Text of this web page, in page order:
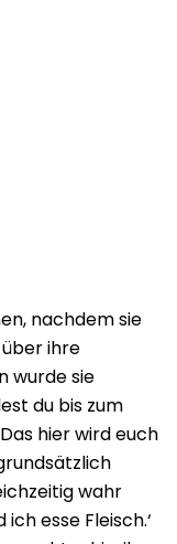
nachdem sie
über ihre
wurde sie
du bis zum
hier wird euch
wahr
esse Fleisch.‘